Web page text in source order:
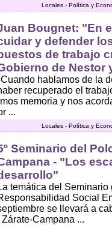
Locales - Política y
Bougnet: "En
y defender
de trabajo
de Nestor
hablamos de la
recuperado el
memoria y nos
...
Locales - Política y
Seminario del
- "Los
temática del
Social
se llevará a
Campana ...